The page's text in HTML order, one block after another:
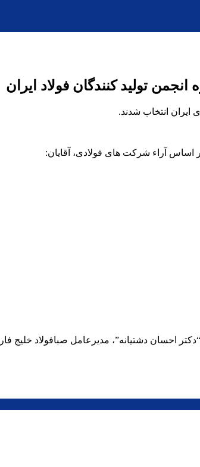
تولید کنندگان فولاد ایران
اساس آراء شرکت های فولادی، آقایان:
احسان دشتیانه”، مدیرعامل صبافولاد خلیج